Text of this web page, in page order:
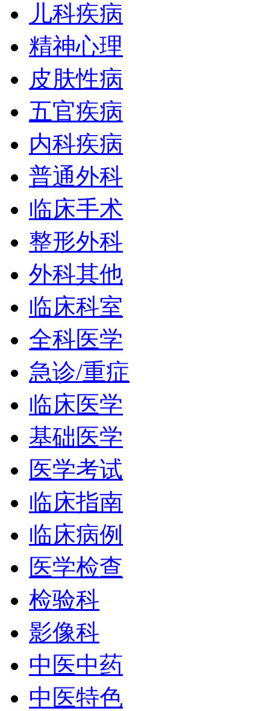
儿科疾病
精神心理
皮肤性病
五官疾病
内科疾病
普通外科
临床手术
整形外科
外科其他
临床科室
全科医学
急诊/重症
临床医学
基础医学
医学考试
临床指南
临床病例
医学检查
检验科
影像科
中医中药
中医特色